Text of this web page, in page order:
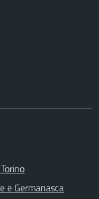
e Germanasca